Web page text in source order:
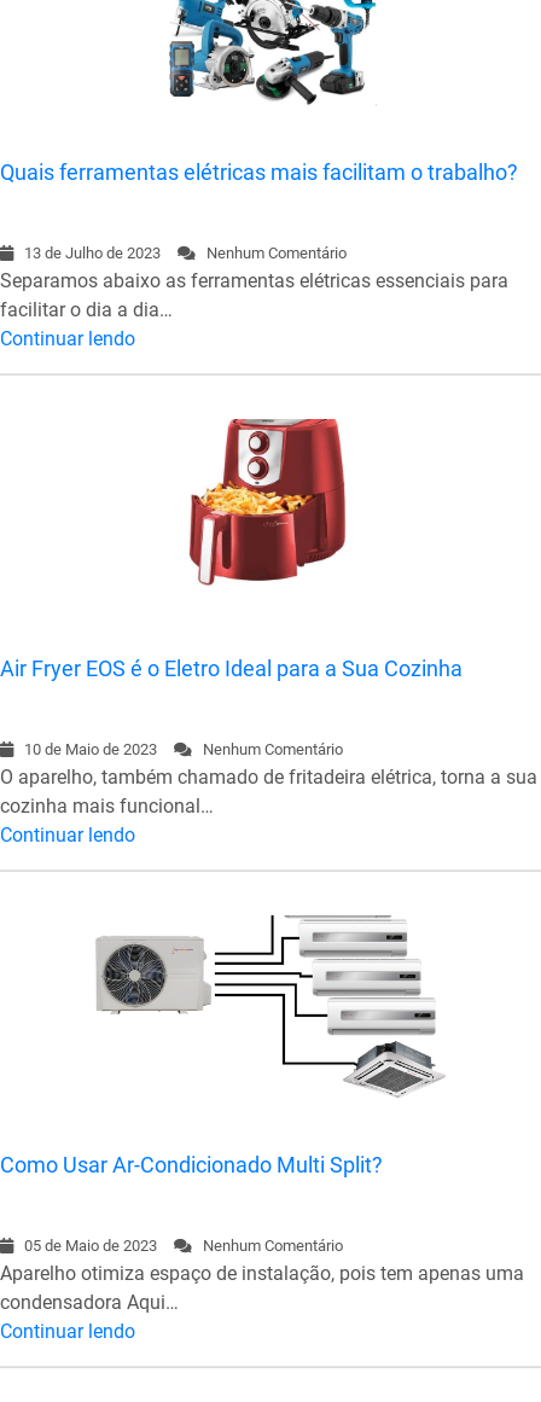
Quais ferramentas elétricas mais facilitam o trabalho?
13 de Julho de 2023 Nenhum Comentário
Separamos abaixo as ferramentas elétricas essenciais para
facilitar o dia a dia…
Continuar lendo
Air Fryer EOS é o Eletro Ideal para a Sua Cozinha
10 de Maio de 2023 Nenhum Comentário
O aparelho, também chamado de fritadeira elétrica, torna a sua
cozinha mais funcional…
Continuar lendo
Como Usar Ar-Condicionado Multi Split?
05 de Maio de 2023 Nenhum Comentário
Aparelho otimiza espaço de instalação, pois tem apenas uma
condensadora Aqui…
Continuar lendo